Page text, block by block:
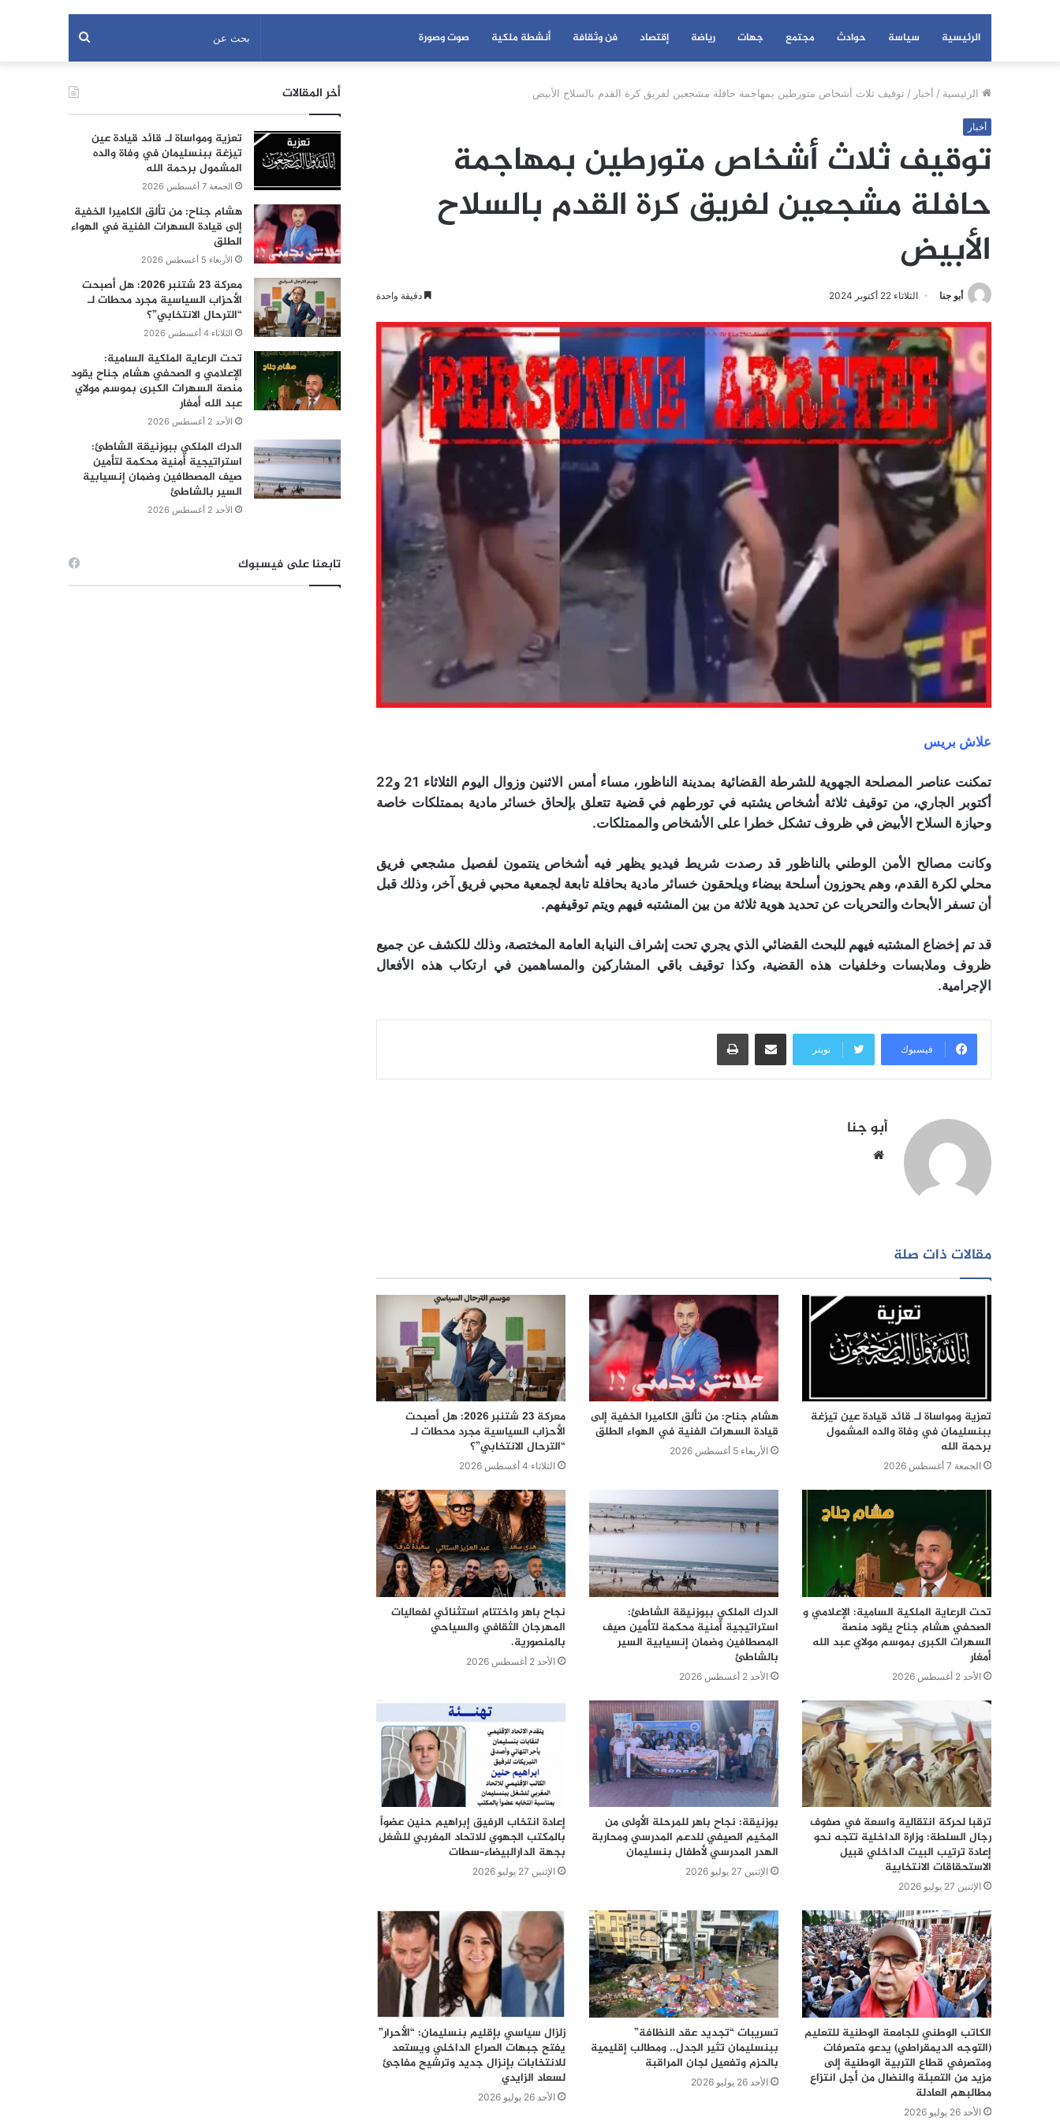
الرئيسية سياسة حوادث مجتمع جهات رياضة إقتصاد فن وثقافة أنشطة ملكية صوت وصورة بحث
عن
الرئيسية / أخبار / توقيف ثلاث أشخاص متورطين بمهاجمة حافلة مشجعين لفريق كرة القدم بالسلاح الأبيض
أخبار
توقيف ثلاث أشخاص متورطين بمهاجمة
حافلة مشجعين لفريق كرة القدم بالسلاح
الأبيض
أبو جنا الثلاثاء 22 أكتوبر 2024 دقيقة واحدة
علاش بريس
تمكنت عناصر المصلحة الجهوية للشرطة القضائية بمدينة الناظور، مساء أمس الاثنين وزوال اليوم الثلاثاء 21 و22
أكتوبر الجاري، من توقيف ثلاثة أشخاص يشتبه في تورطهم في قضية تتعلق بإلحاق خسائر مادية بممتلكات خاصة
وحيازة السلاح الأبيض في ظروف تشكل خطرا على الأشخاص والممتلكات.
وكانت مصالح الأمن الوطني بالناظور قد رصدت شريط فيديو يظهر فيه أشخاص ينتمون لفصيل مشجعي فريق
محلي لكرة القدم، وهم يحوزون أسلحة بيضاء ويلحقون خسائر مادية بحافلة تابعة لجمعية محبي فريق آخر، وذلك قبل
أن تسفر الأبحاث والتحريات عن تحديد هوية ثلاثة من بين المشتبه فيهم ويتم توقيفهم.
قد تم إخضاع المشتبه فيهم للبحث القضائي الذي يجري تحت إشراف النيابة العامة المختصة، وذلك للكشف عن جميع
ظروف وملابسات وخلفيات هذه القضية، وكذا توقيف باقي المشاركين والمساهمين في ارتكاب هذه الأفعال
الإجرامية.
فيسبوك تويتر
مشاركة عبر البريد طباعة
أبو جنا
مقالات ذات صلة
تعزية ومواساة لـ قائد قيادة عين تيزغة
ببنسليمان في وفاة والده المشمول
برحمة الله
الجمعة 7 أغسطس 2026
هشام جناح: من تألق الكاميرا الخفية إلى
قيادة السهرات الفنية في الهواء الطلق
الأربعاء 5 أغسطس 2026
معركة 23 شتنبر 2026: هل أصبحت
الأحزاب السياسية مجرد محطات لـ
“الترحال الانتخابي”؟
الثلاثاء 4 أغسطس 2026
تحت الرعاية الملكية السامية: الإعلامي و
الصحفي هشام جناح يقود منصة
السهرات الكبرى بموسم مولاي عبد الله
أمغار
الأحد 2 أغسطس 2026
الدرك الملكي ببوزنيقة الشاطئ:
استراتيجية أمنية محكمة لتأمين صيف
المصطافين وضمان إنسيابية السير
بالشاطئ
الأحد 2 أغسطس 2026
نجاح باهر واختتام استثنائي لفعاليات
المهرجان الثقافي والسياحي
بالمنصورية.
الأحد 2 أغسطس 2026
ترقبا لحركة انتقالية واسعة في صفوف
رجال السلطة: وزارة الداخلية تتجه نحو
إعادة ترتيب البيت الداخلي قبيل
الاستحقاقات الانتخابية
الإثنين 27 يوليو 2026
بوزنيقة: نجاح باهر للمرحلة الأولى من
المخيم الصيفي للدعم المدرسي ومحاربة
الهدر المدرسي لأطفال بنسليمان
الإثنين 27 يوليو 2026
إعادة انتخاب الرفيق إبراهيم حنين عضواً
بالمكتب الجهوي للاتحاد المغربي للشغل
بجهة الدارالبيضاء–سطات
الإثنين 27 يوليو 2026
الكاتب الوطني للجامعة الوطنية للتعليم
(التوجه الديمقراطي) يدعو متصرفات
ومتصرفي قطاع التربية الوطنية إلى
مزيد من التعبئة والنضال من أجل انتزاع
مطالبهم العادلة
الأحد 26 يوليو 2026
تسريبات “تجديد عقد النظافة”
ببنسليمان تثير الجدل.. ومطالب إقليمية
بالحزم وتفعيل لجان المراقبة
الأحد 26 يوليو 2026
زلزال سياسي بإقليم بنسليمان: “الأحرار”
يفتح جبهات الصراع الداخلي ويستعد
للانتخابات بإنزال جديد وترشيح مفاجئ
لسعاد الزايدي
الأحد 26 يوليو 2026
أخر المقالات
تعزية ومواساة لـ قائد قيادة عين
تيزغة ببنسليمان في وفاة والده
المشمول برحمة الله
الجمعة 7 أغسطس 2026
هشام جناح: من تألق الكاميرا الخفية
إلى قيادة السهرات الفنية في الهواء
الطلق
الأربعاء 5 أغسطس 2026
معركة 23 شتنبر 2026: هل أصبحت
الأحزاب السياسية مجرد محطات لـ
“الترحال الانتخابي”؟
الثلاثاء 4 أغسطس 2026
تحت الرعاية الملكية السامية:
الإعلامي و الصحفي هشام جناح يقود
منصة السهرات الكبرى بموسم مولاي
عبد الله أمغار
الأحد 2 أغسطس 2026
الدرك الملكي ببوزنيقة الشاطئ:
استراتيجية أمنية محكمة لتأمين
صيف المصطافين وضمان إنسيابية
السير بالشاطئ
الأحد 2 أغسطس 2026
تابعنا على فيسبوك